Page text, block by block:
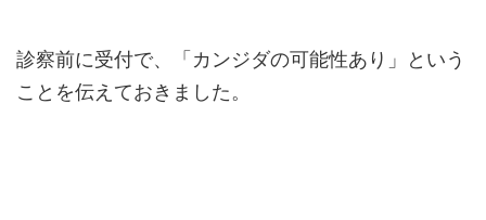
診察前に受付で、「カンジダの可能性あり」という
ことを伝えておきました。